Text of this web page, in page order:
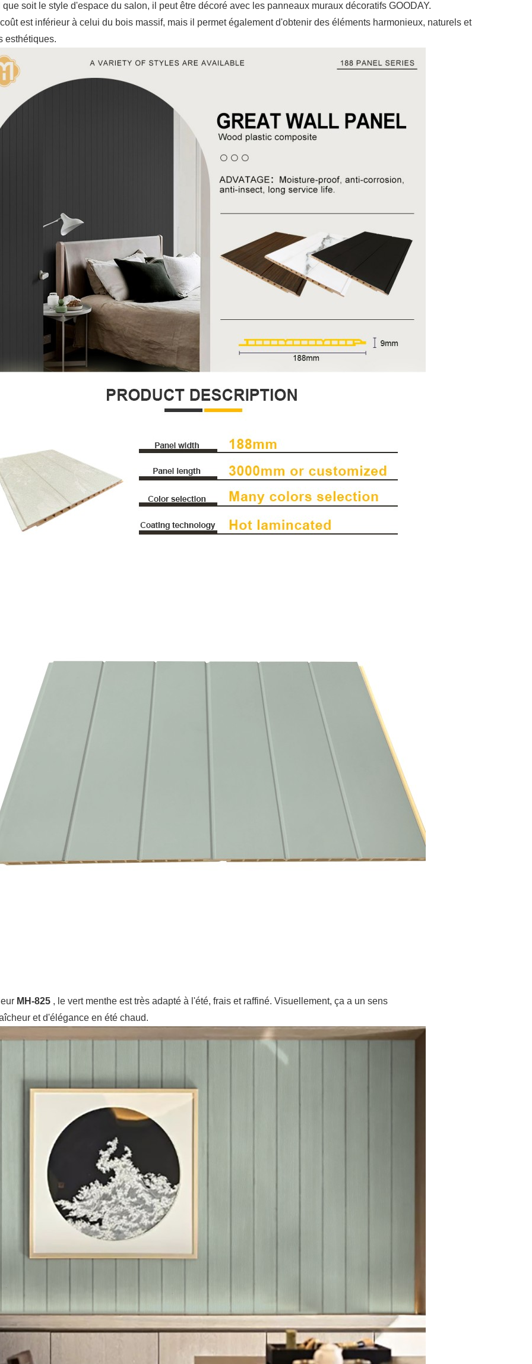
que soit le style d'espace du salon, il peut être décoré avec les panneaux muraux décoratifs GOODAY.
est inférieur à celui du bois massif, mais il permet également d'obtenir des éléments harmonieux, naturels et
esthétiques.
MH-825 , le vert menthe est très adapté à l'été, frais et raffiné. Visuellement, ça a un sens
et d'élégance en été chaud.